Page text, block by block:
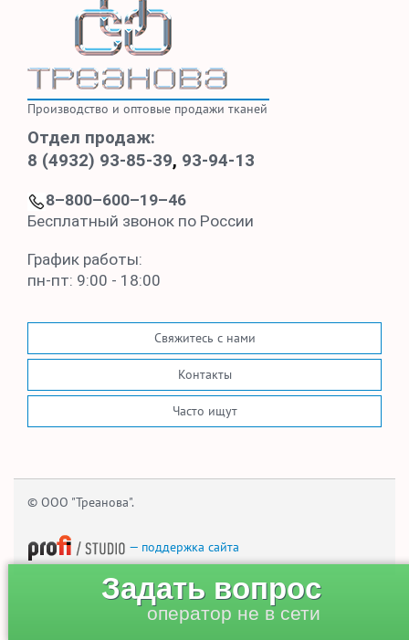
Производство и оптовые продажи тканей
Отдел продаж:
8 (4932) 93-85-39, 93-94-13
8–800–600–19–46
Бесплатный звонок по России
График работы:
пн-пт: 9:00 - 18:00
Свяжитесь с нами
Контакты
Часто ищут
© ООО "Треанова".
— поддержка сайта
Задать вопрос
оператор не в сети